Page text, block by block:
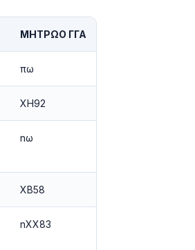
ΜΗΤΡΏΟ ΓΓΑ
πω
ΧΗ92
nω
ΧΒ58
nΧΧ83